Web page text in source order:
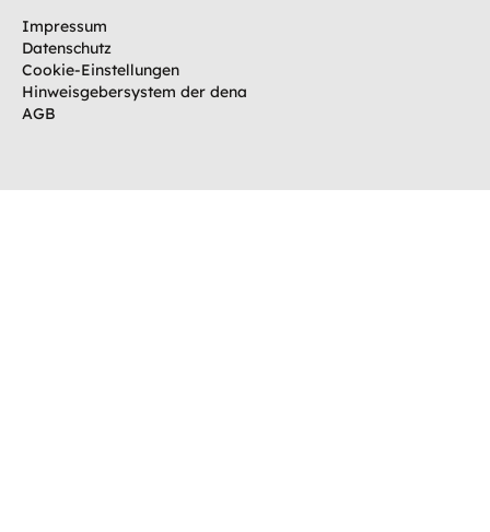
i
n
g
e
b
Impressum
Datenschutz
Cookie-Einstellungen
Hinweisgebersystem der dena
AGB